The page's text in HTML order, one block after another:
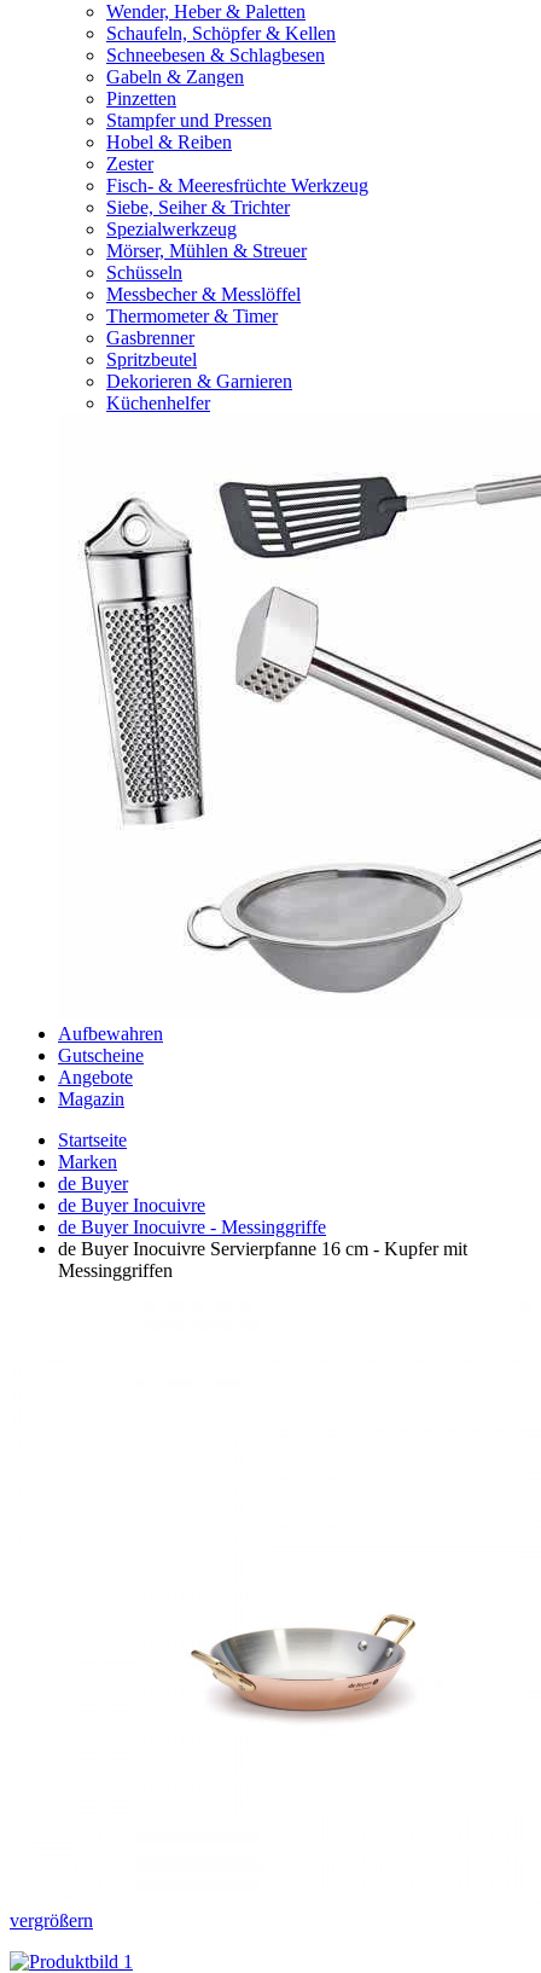
Wender, Heber & Paletten
Schaufeln, Schöpfer & Kellen
Schneebesen & Schlagbesen
Gabeln & Zangen
Pinzetten
Stampfer und Pressen
Hobel & Reiben
Zester
Fisch- & Meeresfrüchte Werkzeug
Siebe, Seiher & Trichter
Spezialwerkzeug
Mörser, Mühlen & Streuer
Schüsseln
Messbecher & Messlöffel
Thermometer & Timer
Gasbrenner
Spritzbeutel
Dekorieren & Garnieren
Küchenhelfer
Aufbewahren
Gutscheine
Angebote
Magazin
Startseite
Marken
de Buyer
de Buyer Inocuivre
de Buyer Inocuivre - Messinggriffe
de Buyer Inocuivre Servierpfanne 16 cm - Kupfer mit
Messinggriffen
vergrößern